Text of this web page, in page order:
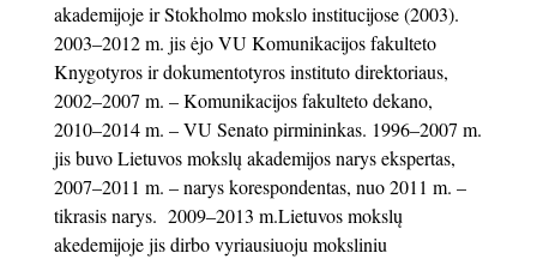
akademijoje ir Stokholmo mokslo institucijose (2003).
2003‒2012 m. jis ėjo VU Komunikacijos fakulteto
Knygotyros ir dokumentotyros instituto direktoriaus,
2002–2007 m. – Komunikacijos fakulteto dekano,
2010–2014 m. – VU Senato pirmininkas. 1996–2007 m.
jis buvo Lietuvos mokslų akademijos narys ekspertas,
2007–2011 m. – narys korespondentas, nuo 2011 m. –
tikrasis narys. 2009‒2013 m.Lietuvos mokslų
akedemijoje jis dirbo vyriausiuoju moksliniu